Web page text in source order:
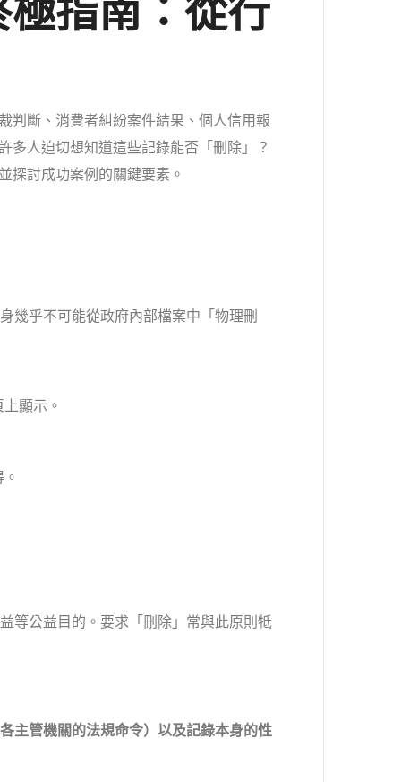
指南：從行
判斷、消費者糾紛案件結果、個人信用報
多人迫切想知道這些記錄能否「刪除」？
探討成功案例的關鍵要素。
幾乎不可能從政府內部檔案中「物理刪
顯示。
等公益目的。要求「刪除」常與此原則牴
主管機關的法規命令）以及記錄本身的性